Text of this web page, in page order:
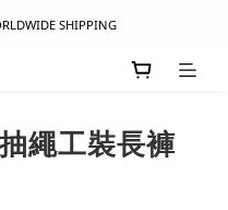
SHIPPING
SHIPPING
繩工裝長褲